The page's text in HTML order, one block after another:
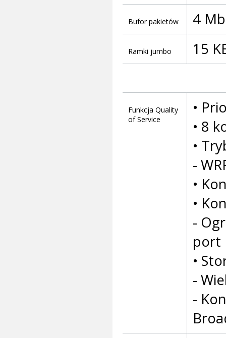
Bufor pakietów 4 Mb
Ramki jumbo 15
Funkcja Quality
of Service
•
• 8
•
-
•
•
-
port
•
-
-